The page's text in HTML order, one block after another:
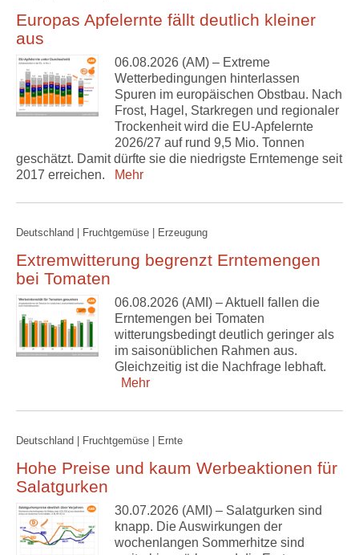
Europas Apfelernte fällt deutlich kleiner
aus
06.08.2026 (AM) – Extreme
Wetterbedingungen hinterlassen
Spuren im europäischen Obstbau. Nach
Frost, Hagel, Starkregen und regionaler
Trockenheit wird die EU-Apfelernte
2026/27 auf rund 9,5 Mio. Tonnen
geschätzt. Damit dürfte sie die niedrigste Erntemenge seit
2017 erreichen.
Mehr
Deutschland | Fruchtgemüse | Erzeugung
Extremwitterung begrenzt Erntemengen
bei Tomaten
06.08.2026 (AMI) – Aktuell fallen die
Erntemengen bei Tomaten
witterungsbedingt deutlich geringer als
im saisonüblichen Rahmen aus.
Gleichzeitig ist die Nachfrage lebhaft.
Mehr
Deutschland | Fruchtgemüse | Ernte
Hohe Preise und kaum Werbeaktionen für
Salatgurken
30.07.2026 (AMI) – Salatgurken sind
knapp. Die Auswirkungen der
wochenlangen Sommerhitze sind